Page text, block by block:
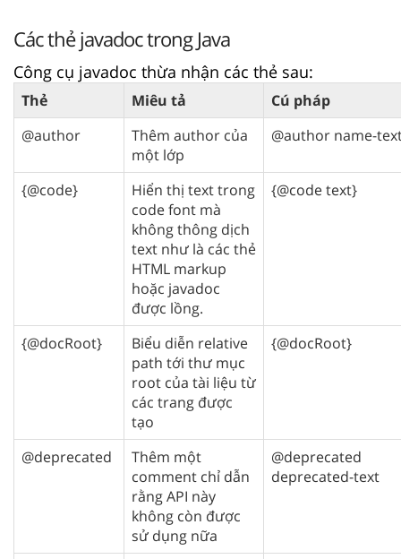
Các thẻ javadoc trong Java
Công cụ javadoc thừa nhận các thẻ sau:
Thẻ Miêu tả
Cú pháp
@author
Thêm author của
một lớp
@author name-
{@code}
Hiển thị text trong
code font mà
không thông dịch
text như là các thẻ
HTML markup
hoặc javadoc
được lồng.
{@code text}
{@docRoot}
Biểu diễn relative
path tới thư mục
root của tài liệu từ
các trang được
tạo
{@docRoot}
@deprecated
Thêm một
comment chỉ dẫn
rằng API này
không còn được
sử dụng nữa
@deprecated
deprecated-text